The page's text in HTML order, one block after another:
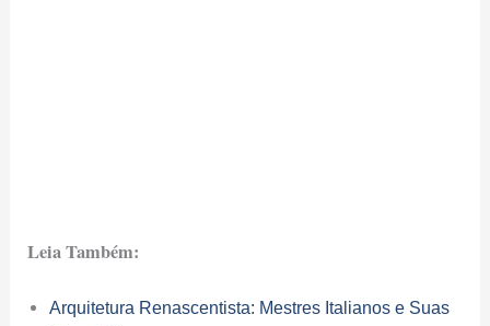
Leia Também:
Arquitetura Renascentista: Mestres Italianos e Suas